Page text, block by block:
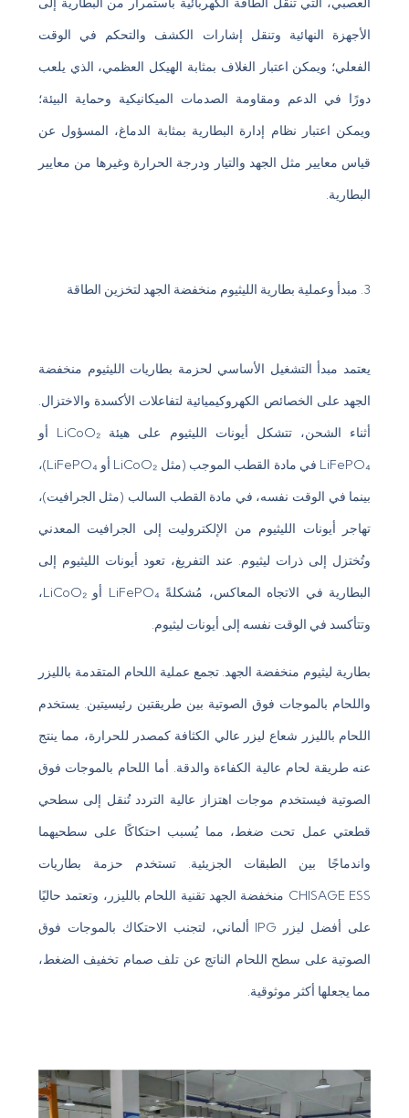
الأجهزة النهائية وتنقل إشارات الكشف والتحكم في الوقت
الفعلي؛ ويمكن اعتبار الغلاف بمثابة الهيكل العظمي، الذي يلعب
دورًا في الدعم ومقاومة الصدمات الميكانيكية وحماية البيئة؛
ويمكن اعتبار نظام إدارة البطارية بمثابة الدماغ، المسؤول عن
قياس معايير مثل الجهد والتيار ودرجة الحرارة وغيرها من معايير
البطارية.
يعتمد مبدأ التشغيل الأساسي لحزمة بطاريات الليثيوم منخفضة
الجهد على الخصائص الكهروكيميائية لتفاعلات الأكسدة والاختزال.
أثناء الشحن، تتشكل أيونات الليثيوم على هيئة LiCoO₂ أو
LiFePO₄ في مادة القطب الموجب (مثل LiCoO₂ أو LiFePO₄)،
بينما في الوقت نفسه، في مادة القطب السالب (مثل الجرافيت)،
تهاجر أيونات الليثيوم من الإلكتروليت إلى الجرافيت المعدني
وتُختزل إلى ذرات ليثيوم. عند التفريغ، تعود أيونات الليثيوم إلى
البطارية في الاتجاه المعاكس، مُشكلةً LiFePO₄ أو LiCoO₂،
وتتأكسد في الوقت نفسه إلى أيونات ليثيوم.
بطارية ليثيوم منخفضة الجهد. تجمع عملية اللحام المتقدمة بالليزر
واللحام بالموجات فوق الصوتية بين طريقتين رئيسيتين. يستخدم
اللحام بالليزر شعاع ليزر عالي الكثافة كمصدر للحرارة، مما ينتج
عنه طريقة لحام عالية الكفاءة والدقة. أما اللحام بالموجات فوق
الصوتية فيستخدم موجات اهتزاز عالية التردد تُنقل إلى سطحي
قطعتي عمل تحت ضغط، مما يُسبب احتكاكًا على سطحيهما
واندماجًا بين الطبقات الجزيئية. تستخدم حزمة بطاريات
CHISAGE ESS منخفضة الجهد تقنية اللحام بالليزر، وتعتمد حاليًا
على أفضل ليزر IPG ألماني، لتجنب الاحتكاك بالموجات فوق
الصوتية على سطح اللحام الناتج عن تلف صمام تخفيف الضغط،
مما يجعلها أكثر موثوقية.